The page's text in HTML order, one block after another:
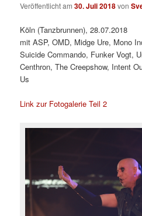
Veröffentlicht am30. Juli 2018von
Köln (Tanzbrunnen), 28.07.2018
mit ASP, OMD, Midge Ure, Mono
Suicide Commando, Funker Vogt,
Centhron, The Creepshow, Intent
Us
Link zur Fotogalerie Teil 2